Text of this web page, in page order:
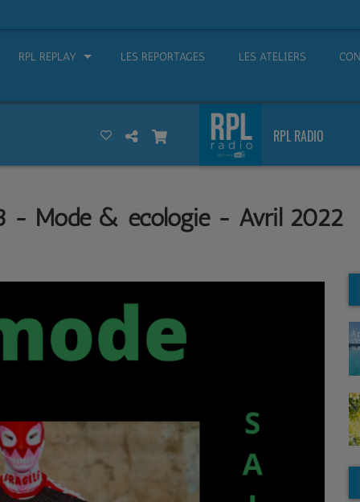
RPL REPLAY LES REPORTAGES LES ATELIERS
RPL RADIO
- Mode & écologie - Avril 2022